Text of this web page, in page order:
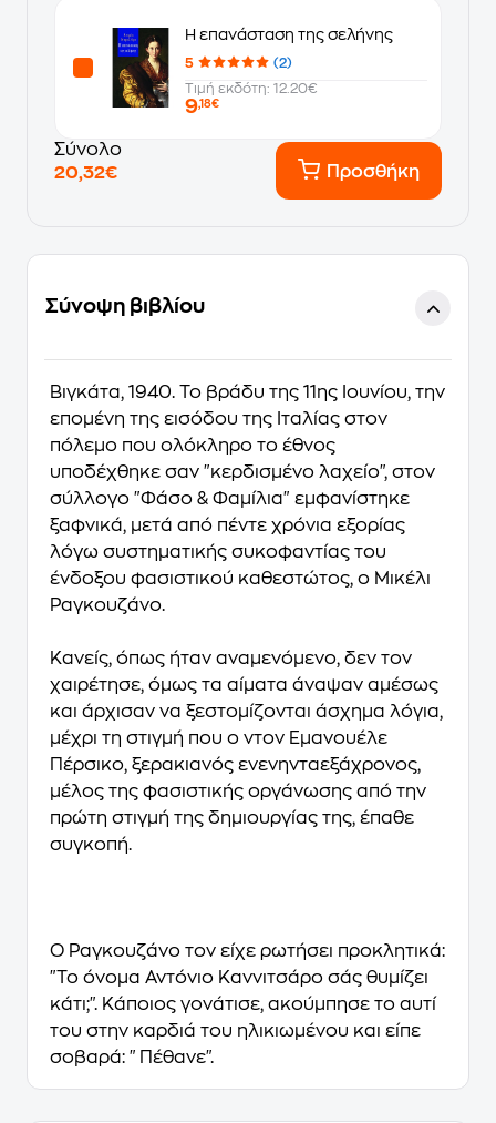
Η επανάσταση της σελήνης
5
(2)
Τιμή εκδότη: 12.20€
9,18€
Σύνολο
20,32€
Προσθήκη
Σύνοψη βιβλίου
Βιγκάτα, 1940. Το βράδυ της 11ης Ιουνίου, την
επομένη της εισόδου της Ιταλίας στον
πόλεμο που ολόκληρο το έθνος
υποδέχθηκε σαν "κερδισμένο λαχείο", στον
σύλλογο "Φάσο & Φαμίλια" εμφανίστηκε
ξαφνικά, μετά από πέντε χρόνια εξορίας
λόγω συστηματικής συκοφαντίας του
ένδοξου φασιστικού καθεστώτος, ο Μικέλι
Ραγκουζάνο.
Κανείς, όπως ήταν αναμενόμενο, δεν τον
χαιρέτησε, όμως τα αίματα άναψαν αμέσως
και άρχισαν να ξεστομίζονται άσχημα λόγια,
μέχρι τη στιγμή που ο ντον Εμανουέλε
Πέρσικο, ξερακιανός ενενηνταεξάχρονος,
μέλος της φασιστικής οργάνωσης από την
πρώτη στιγμή της δημιουργίας της, έπαθε
συγκοπή.
Ο Ραγκουζάνο τον είχε ρωτήσει προκλητικά:
"Το όνομα Αντόνιο Καννιτσάρο σάς θυμίζει
κάτι;". Κάποιος γονάτισε, ακούμπησε το αυτί
του στην καρδιά του ηλικιωμένου και είπε
σοβαρά: "Πέθανε".